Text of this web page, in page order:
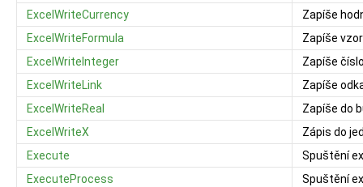
ExcelWriteCurrency
Zapíše
ExcelWriteFormula
Zapíše
ExcelWriteInteger
Zapíše
ExcelWriteLink
Zapíše
ExcelWriteReal
Zapíše do
ExcelWriteX
Zápis do
Execute
Spuštění
ExecuteProcess
Spuštění